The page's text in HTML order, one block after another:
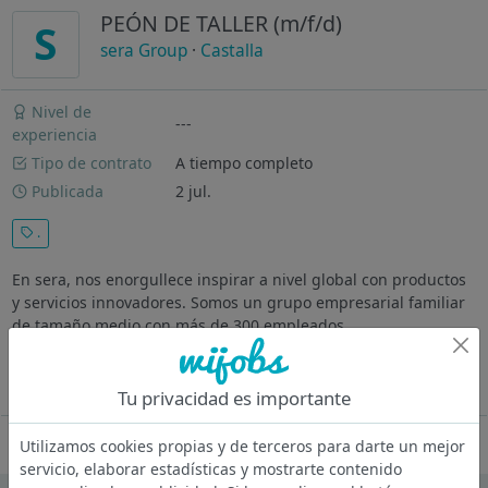
S PEÓN DE TALLER (m/f/d)
sera Group · Castalla
Nivel de
experiencia
---
Tipo de contrato
A tiempo completo
Publicada
2 jul.
.
En sera, nos enorgullece inspirar a nivel global con productos
y servicios innovadores. Somos un grupo empresarial familiar
de tamaño medio con más de 300 empleados
internacionalmente, establecidos en 6 países. Guiados por
Oferta desactivada
Tu privacidad es importante
Utilizamos cookies propias y de terceros para darte un mejor
servicio, elaborar estadísticas y mostrarte contenido